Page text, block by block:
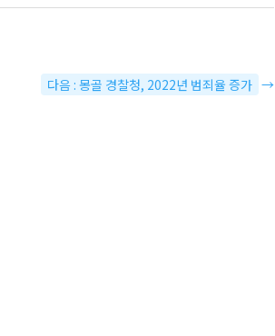
다음 : 몽골 경찰청, 2022년 범죄율 증가 →